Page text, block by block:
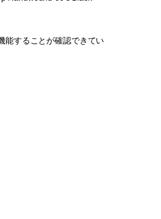
能することが確認できてい